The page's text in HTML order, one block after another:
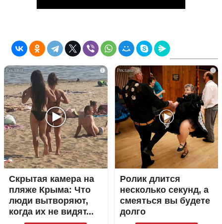
i
Скрытая камера на
пляже Крыма: Что
люди вытворяют,
когда их не видят...
i
Ролик длится
несколько секунд, а
смеяться вы будете
долго